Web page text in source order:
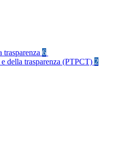
6
della trasparenza (PTPCT) 2